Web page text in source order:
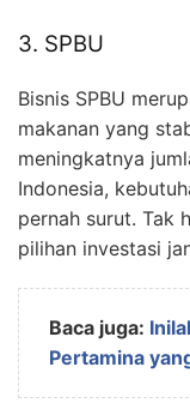
3. SPBU
Bisnis SPBU
makanan yang
meningkatnya
Indonesia,
pernah surut. Tak
pilihan investasi
Baca juga:
Pertamina